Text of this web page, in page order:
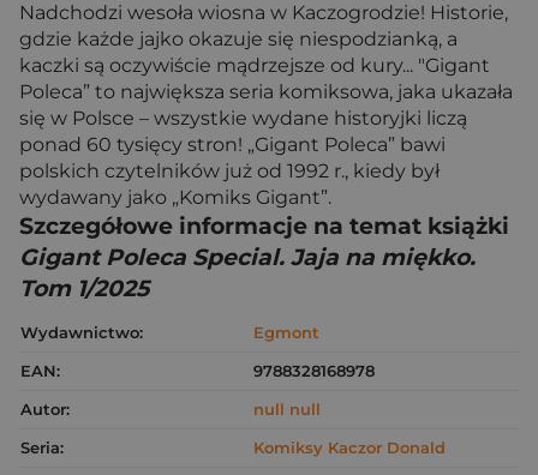
Nadchodzi wesoła wiosna w Kaczogrodzie! Historie,
gdzie każde jajko okazuje się niespodzianką, a
kaczki są oczywiście mądrzejsze od kury... "Gigant
Poleca” to największa seria komiksowa, jaka ukazała
się w Polsce – wszystkie wydane historyjki liczą
ponad 60 tysięcy stron! „Gigant Poleca” bawi
polskich czytelników już od 1992 r., kiedy był
wydawany jako „Komiks Gigant”.
Szczegółowe informacje na temat książki
Gigant Poleca Special. Jaja na miękko.
Tom 1/2025
Wydawnictwo:
Egmont
EAN:
9788328168978
Autor:
null null
Seria:
Komiksy Kaczor Donald